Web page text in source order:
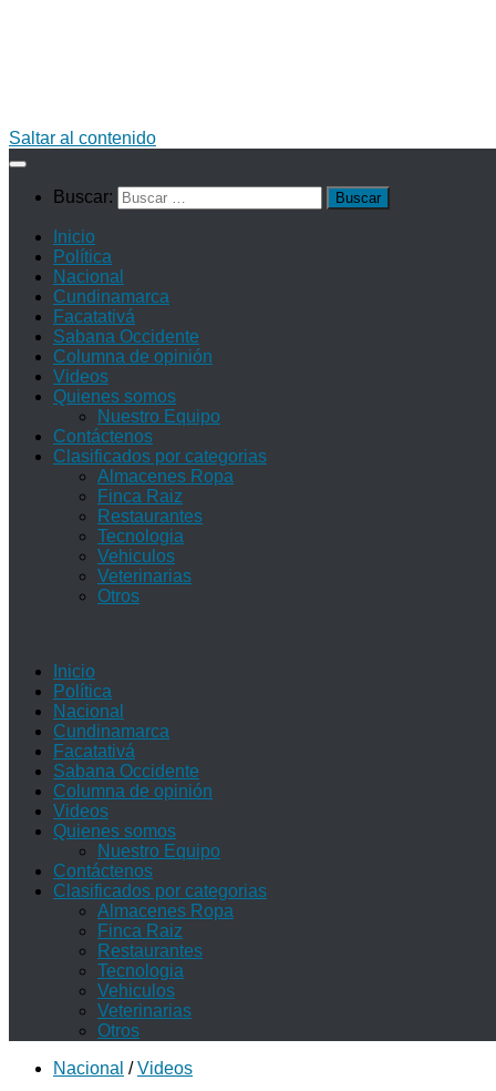
Saltar al contenido
Buscar:
Inicio
Política
Nacional
Cundinamarca
Facatativá
Sabana Occidente
Columna de opinión
Videos
Quienes somos
Nuestro Equipo
Contáctenos
Clasificados por categorias
Almacenes Ropa
Finca Raiz
Restaurantes
Tecnologia
Vehiculos
Veterinarias
Otros
Inicio
Política
Nacional
Cundinamarca
Facatativá
Sabana Occidente
Columna de opinión
Videos
Quienes somos
Nuestro Equipo
Contáctenos
Clasificados por categorias
Almacenes Ropa
Finca Raiz
Restaurantes
Tecnologia
Vehiculos
Veterinarias
Otros
Nacional / Videos